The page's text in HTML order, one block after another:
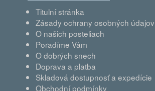
Titulní stránka
Zásady ochrany osobných údajov
O našich posteliach
Poradíme Vám
O dobrých snech
Doprava a platba
Skladová dostupnosť a expedície
Obchodní podmínky